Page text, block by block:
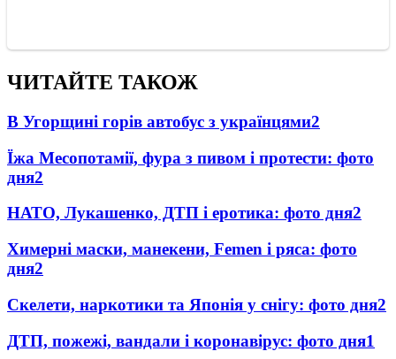
ЧИТАЙТЕ ТАКОЖ
В Угорщині горів автобус з українцями2
Їжа Месопотамії, фура з пивом і протести: фото
дня2
НАТО, Лукашенко, ДТП і еротика: фото дня2
Химерні маски, манекени, Femen і ряса: фото
дня2
Скелети, наркотики та Японія у снігу: фото дня2
ДТП, пожежі, вандали і коронавірус: фото дня1